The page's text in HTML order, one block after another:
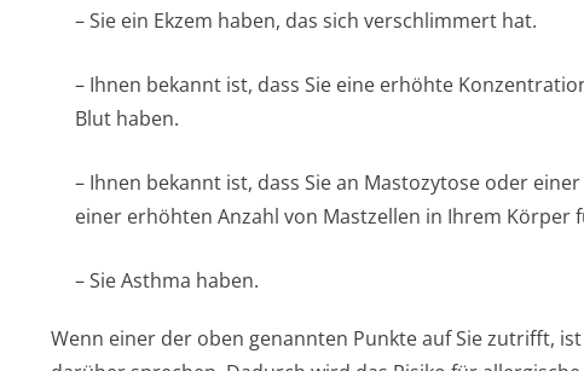
– Sie ein Ekzem haben, das sich verschlimmert hat.
– Ihnen bekannt ist, dass Sie eine erhöhte
Blut haben.
– Ihnen bekannt ist, dass Sie an Mastozytose oder
einer erhöhten Anzahl von Mastzellen in Ihrem Körper
– Sie Asthma haben.
Wenn einer der oben genannten Punkte auf Sie zutrifft,